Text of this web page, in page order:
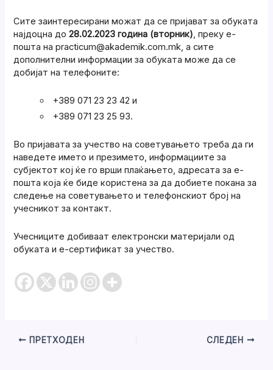
Сите заинтересирани можат да се пријават за обуката
најдоцна до28.02.2023 година (вторник), преку е-
пошта на practicum@akademik.com.mk, а сите
дополнителни информации за обуката може да се
добијат на телефоните:
+389 071 23 23 42 и
+389 071 23 25 93.
Во пријавата за учество на советувањето треба да ги
наведете името и презимето, информациите за
субјектот кој ќе го врши плаќањето, адресата за е-
пошта која ќе биде користена за да добиете покана за
следење на советувањето и телефонскиот број на
учесникот за контакт.
Учесниците добиваат електронски материјали од
обуката и е-сертификат за учество.
ПРЕТХОДЕН СЛЕДЕН